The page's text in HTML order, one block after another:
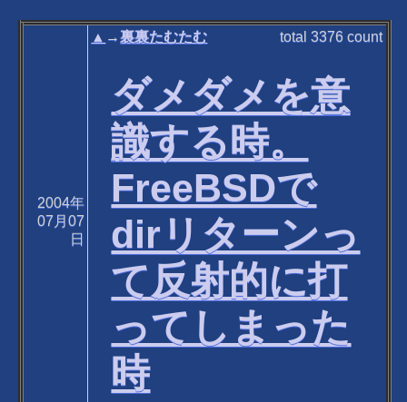
2004年
07月07
日
▲ →裏裏たむたむ total3376 count
ダメダメを意
識する時。
FreeBSDで
dirリターンっ
て反射的に打
ってしまった
時